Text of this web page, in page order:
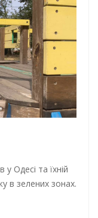
Одесі та їхній
в зелених зонах.